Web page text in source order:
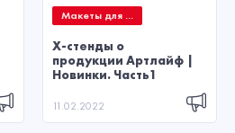
Макеты для ...
X-стенды о
продукции Артлайф |
Новинки. Часть1
11.02.2022